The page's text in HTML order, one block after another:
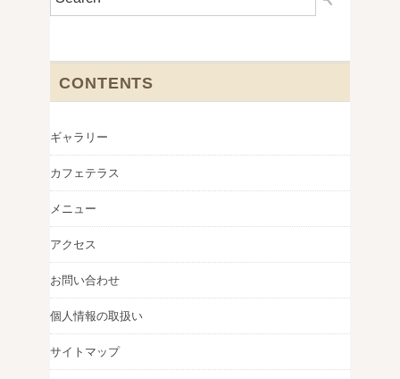
CONTENTS
ギャラリー
カフェテラス
メニュー
アクセス
お問い合わせ
個人情報の取扱い
サイトマップ